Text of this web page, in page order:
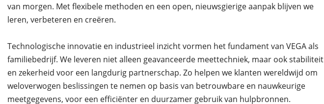
van morgen. Met flexibele methoden en een open, nieuwsgierige aanpak blijven we
leren, verbeteren en creëren.
Technologische innovatie en industrieel inzicht vormen het fundament van VEGA als
familiebedrijf. We leveren niet alleen geavanceerde meettechniek, maar ook stabiliteit
en zekerheid voor een langdurig partnerschap. Zo helpen we klanten wereldwijd om
weloverwogen beslissingen te nemen op basis van betrouwbare en nauwkeurige
meetgegevens, voor een efficiënter en duurzamer gebruik van hulpbronnen.